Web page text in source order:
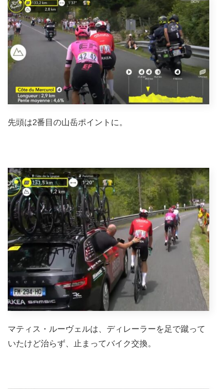
先頭は2番目の山岳ポイントに。
マティス・ルーヴェルは、ディレーラーを足で蹴って
いたけど治らず、止まってバイク交換。